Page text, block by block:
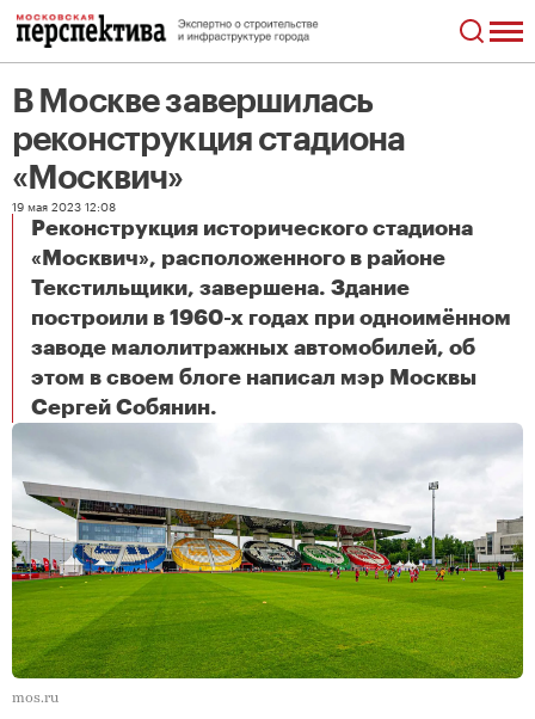
В Москве завершилась
реконструкция стадиона
«Москвич»
19 мая 2023 12:08
Реконструкция исторического стадиона
«Москвич», расположенного в районе
Текстильщики, завершена. Здание
построили в 1960-х годах при одноимённом
заводе малолитражных автомобилей, об
этом в своем блоге написал мэр Москвы
Сергей Собянин.
mos.ru